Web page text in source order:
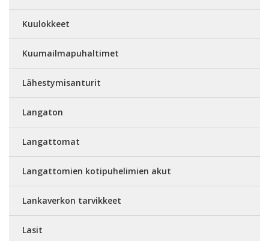
Kuulokkeet
Kuumailmapuhaltimet
Lähestymisanturit
Langaton
Langattomat
Langattomien kotipuhelimien akut
Lankaverkon tarvikkeet
Lasit